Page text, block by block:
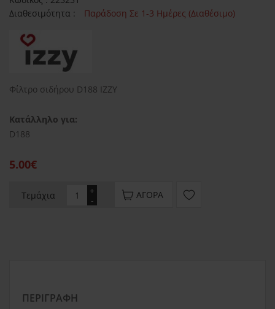
Διαθεσιμότητα :
Παράδοση Σε 1-3 Ημέρες (Διαθέσιμο)
Φίλτρο σιδήρου D188 IZZY
Κατάλληλο για:
D188
5.00€
Τεμάχια -
+ ΑΓΟΡΆ
ΠΕΡΙΓΡΑΦΉ